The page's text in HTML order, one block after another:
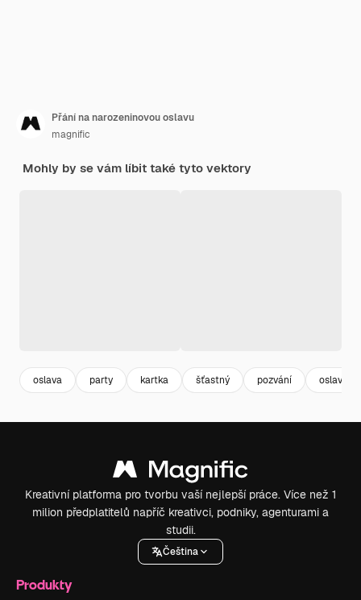
Přání na narozeninovou oslavu
magnific
Mohly by se vám líbit také tyto vektory
oslava party kartka šťastný pozvání oslavovat
Kreativní platforma pro tvorbu vaší nejlepší práce. Více než 1
milion předplatitelů napříč kreativci, podniky, agenturami a
studii.
Čeština
Produkty